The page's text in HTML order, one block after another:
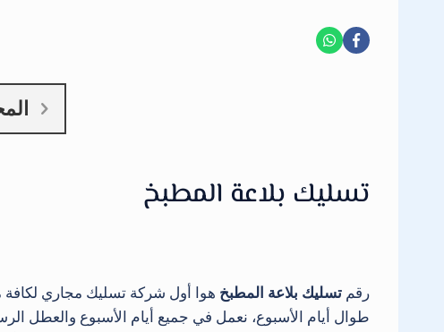
تسليك بلاعة المطبخ
رقم تسليك بلاعة المطبخ
طوال أيام الأسبوع، نعمل في جميع أيام الأسبوع والعطل